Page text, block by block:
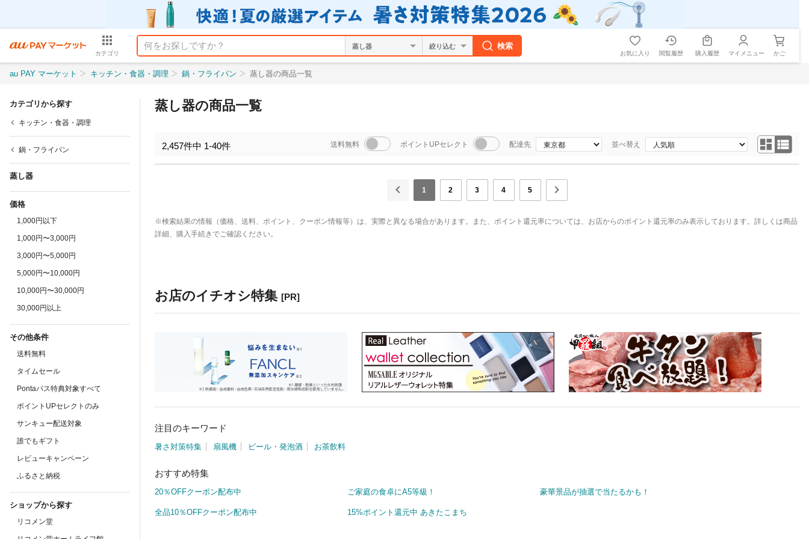
カテゴリ
絞り込む 検索
お気に入り 閲覧履歴 購入履歴 マイメニュー かご
au PAY マーケット キッチン・食器・調理 鍋・フライパン 蒸し器の商品一覧
カテゴリから探す
キッチン・食器・調理
鍋・フライパン
蒸し器
価格
1,000円以下
1,000円〜3,000円
3,000円〜5,000円
5,000円〜10,000円
10,000円〜30,000円
30,000円以上
その他条件
送料無料
タイムセール
Pontaパス特典対象すべて
ポイントUPセレクトのみ
サンキュー配送対象
誰でもギフト
レビューキャンペーン
ふるさと納税
ショップから探す
リコメン堂
蒸し器の商品一覧
2,457件中 1-40件 送料無料 ポイントUPセレクト 配達先 並べ替え
1 2 3 4 5
※検索結果の情報（価格、送料、ポイント、クーポン情報等）は、実際と異なる場合があります。また、ポイント還元率については、お店からのポイント還元率のみ表示しております。詳しくは商品
詳細、購入手続きでご確認ください。
お店のイチオシ特集 [PR]
注目のキーワード
暑さ対策特集 扇風機 ビール・発泡酒 お茶飲料
おすすめ特集
20％OFFクーポン配布中 ご家庭の食卓にA5等級！ 豪華景品が抽選で当たるかも！
全品10％OFFクーポン配布中 15%ポイント還元中 あきたこまち